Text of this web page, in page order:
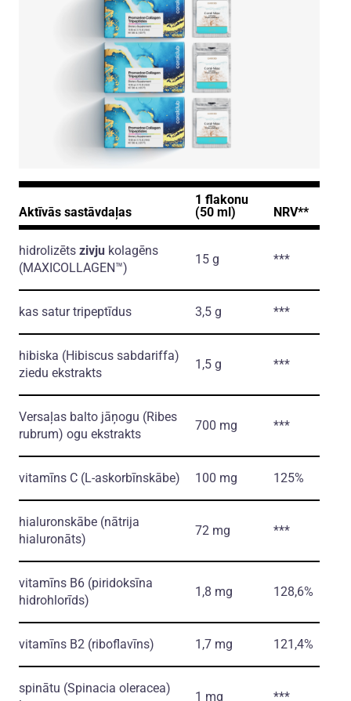
Aktīvās sastāvdaļas
1 flakonu
(50 ml)
NRV**
hidrolizēts zivju kolagēns
(MAXICOLLAGEN™)
15 g ***
kas satur tripeptīdus 3,5 g ***
hibiska (Hibiscus sabdariffa)
ziedu ekstrakts
1,5 g ***
Versaļas balto jāņogu (Ribes
rubrum) ogu ekstrakts
700 mg ***
vitamīns C (L-askorbīnskābe) 100 mg 125%
hialuronskābe (nātrija
hialuronāts)
72 mg ***
vitamīns B6 (piridoksīna
hidrohlorīds)
1,8 mg 128,6%
vitamīns B2 (riboflavīns) 1,7 mg 121,4%
spinātu (Spinacia oleracea)
1 mg ***